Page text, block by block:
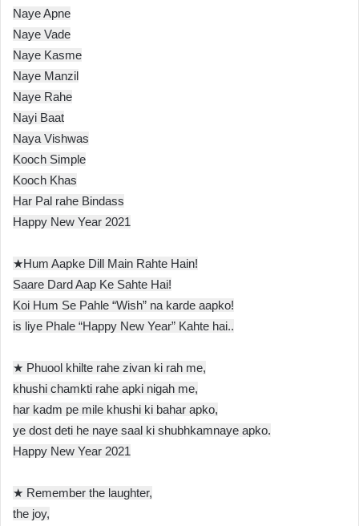
Naye Apne
Naye Vade
Naye Kasme
Naye Manzil
Naye Rahe
Nayi Baat
Naya Vishwas
Kooch Simple
Kooch Khas
Har Pal rahe Bindass
Happy New Year 2021
★Hum Aapke Dill Main Rahte Hain!
Saare Dard Aap Ke Sahte Hai!
Koi Hum Se Pahle “Wish” na karde aapko!
is liye Phale “Happy New Year” Kahte hai..
★ Phuool khilte rahe zivan ki rah me,
khushi chamkti rahe apki nigah me,
har kadm pe mile khushi ki bahar apko,
ye dost deti he naye saal ki shubhkamnaye apko.
Happy New Year 2021
★ Remember the laughter,
the joy,